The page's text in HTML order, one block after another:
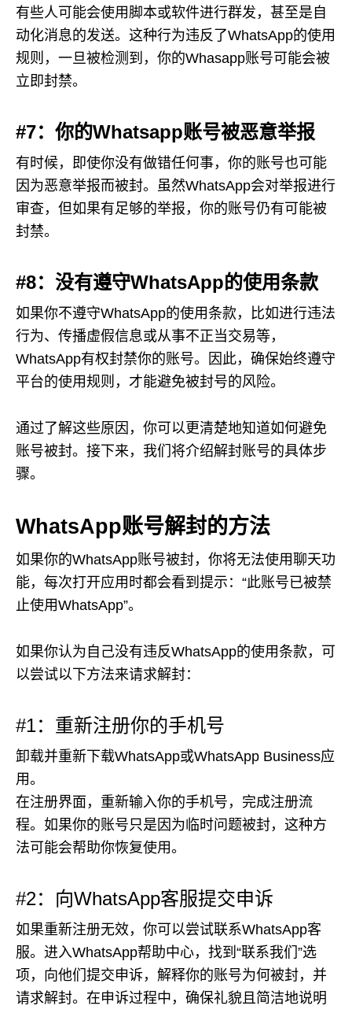
有些人可能会使用脚本或软件进行群发，甚至是自
动化消息的发送。这种行为违反了WhatsApp的使用
规则，一旦被检测到，你的Whasapp账号可能会被
立即封禁。
#7：你的Whatsapp账号被恶意举报
有时候，即使你没有做错任何事，你的账号也可能
因为恶意举报而被封。虽然WhatsApp会对举报进行
审查，但如果有足够的举报，你的账号仍有可能被
封禁。
#8：没有遵守WhatsApp的使用条款
如果你不遵守WhatsApp的使用条款，比如进行违法
行为、传播虚假信息或从事不正当交易等，
WhatsApp有权封禁你的账号。因此，确保始终遵守
平台的使用规则，才能避免被封号的风险。
通过了解这些原因，你可以更清楚地知道如何避免
账号被封。接下来，我们将介绍解封账号的具体步
骤。
WhatsApp账号解封的方法
如果你的WhatsApp账号被封，你将无法使用聊天功
能，每次打开应用时都会看到提示：“此账号已被禁
止使用WhatsApp”。
如果你认为自己没有违反WhatsApp的使用条款，可
以尝试以下方法来请求解封：
#1：重新注册你的手机号
卸载并重新下载WhatsApp或WhatsApp Business应
用。
在注册界面，重新输入你的手机号，完成注册流
程。如果你的账号只是因为临时问题被封，这种方
法可能会帮助你恢复使用。
#2：向WhatsApp客服提交申诉
如果重新注册无效，你可以尝试联系WhatsApp客
服。进入WhatsApp帮助中心，找到“联系我们”选
项，向他们提交申诉，解释你的账号为何被封，并
请求解封。在申诉过程中，确保礼貌且简洁地说明